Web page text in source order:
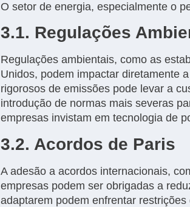
O setor de energia, especialmente o
3.1. Regulações
Regulações ambientais, como as
Unidos, podem impactar diretamente
rigorosos de emissões pode levar a
introdução de normas mais severas
empresas invistam em tecnologia de
3.2. Acordos de Paris
A adesão a acordos internacionais,
empresas podem ser obrigadas a
adaptarem podem enfrentar